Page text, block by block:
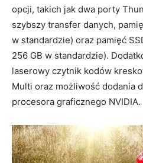
opcji, takich jak dwa porty
szybszy transfer danych,
w standardzie) oraz pamięć
256 GB w standardzie).
laserowy czytnik kodów
Multi oraz możliwość dodania
procesora graficznego NVIDIA.